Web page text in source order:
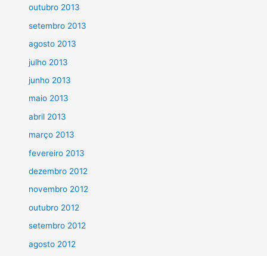
outubro 2013
setembro 2013
agosto 2013
julho 2013
junho 2013
maio 2013
abril 2013
março 2013
fevereiro 2013
dezembro 2012
novembro 2012
outubro 2012
setembro 2012
agosto 2012